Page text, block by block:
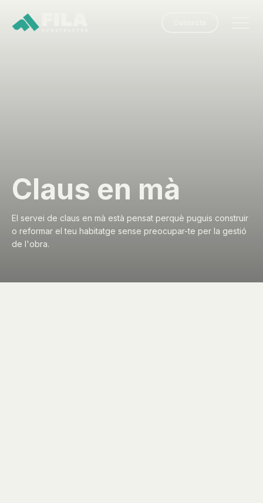
Claus en mà
El servei de claus en mà està pensat perquè puguis construir
o reformar el teu habitatge sense preocupar-te per la gestió
de l'obra.